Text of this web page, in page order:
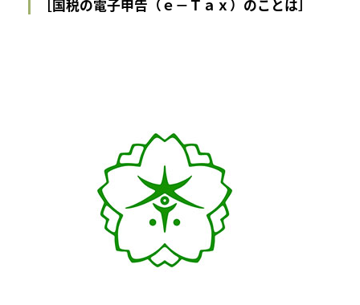
［国税の電子申告（ｅ－Ｔａｘ）のことは］